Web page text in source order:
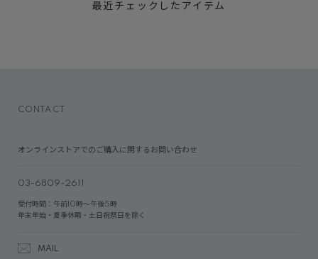
最近チェックしたアイテム
CONTACT
オンラインストアでのご購入に関するお問い合わせ
03-6809-2611
受付時間：午前10時～午後5時
年末年始・夏季休暇・土日祝祭日を除く
MAIL